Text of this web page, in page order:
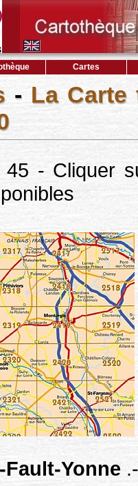
Cartes
- La Carte
45 - Cliquer
Yonne.-